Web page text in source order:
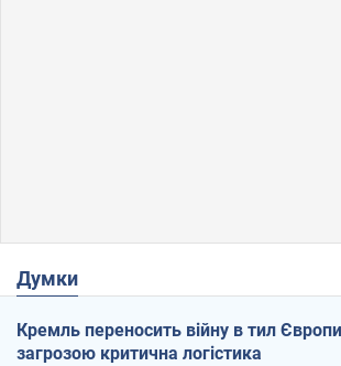
Думки
Кремль переносить війну в тил
загрозою критична логістика